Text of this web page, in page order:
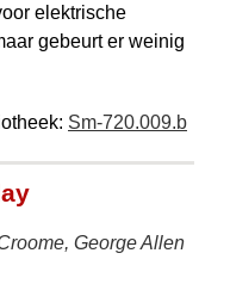
elektrische
gebeurt er weinig
Sm-720.009.b
George Allen